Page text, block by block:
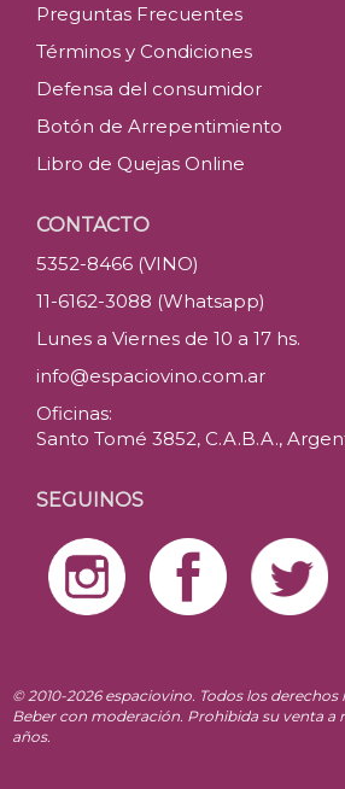
Preguntas Frecuentes
Términos y Condiciones
Defensa del consumidor
Botón de Arrepentimiento
Libro de Quejas Online
CONTACTO
5352-8466 (VINO)
11-6162-3088 (Whatsapp)
Lunes a Viernes de 10 a 17 hs.
info@espaciovino.com.ar
Oficinas:
Santo Tomé 3852, C.A.B.A.,
SEGUINOS
© 2010-2026 espaciovino. Todos los derechos
Beber con moderación. Prohibida su venta a
años.